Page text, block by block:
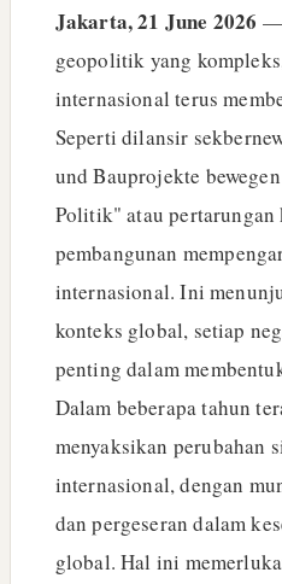
Jakarta, 21 June 2026 —
geopolitik yang
internasional terus
Seperti dilansir
und Bauprojekte
Politik" atau pertarungan
pembangunan
internasional. Ini
konteks global, setiap
penting dalam
Dalam beberapa tahun
menyaksikan
internasional, dengan
dan pergeseran dalam
global. Hal ini